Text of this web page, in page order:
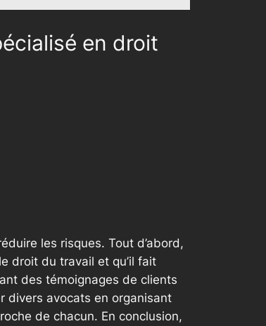
en droit
les risques. Tout d’abord,
droit du travail et qu’il fait
des témoignages de clients
divers avocats en organisant
de chacun. En conclusion,